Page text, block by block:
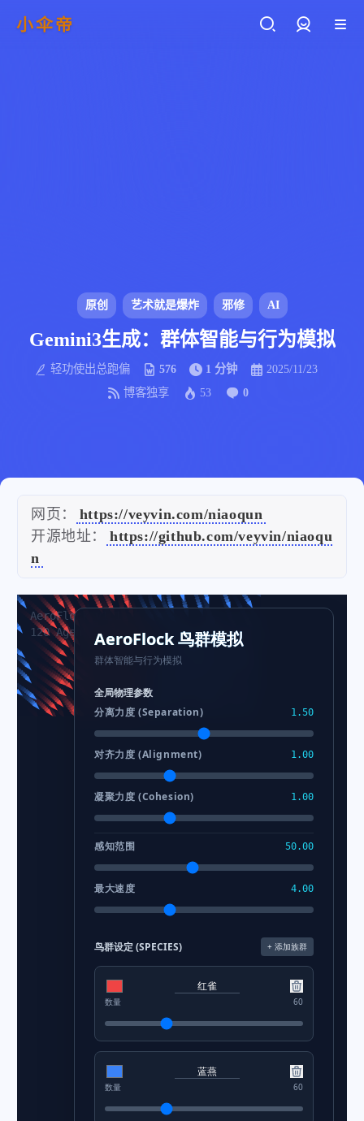
小伞帝
原创 艺术就是爆炸 邪修 AI
Gemini3生成：群体智能与行为模拟
轻功使出总跑偏 576 1 分钟
2025/11/23
博客独享
53 0
网页：
https://veyvin.com/niaoqun
开源地址：
https://github.com/veyvin/niaoqu
n